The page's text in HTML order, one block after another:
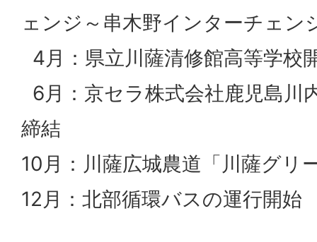
ェンジ～串木野インターチェン
4月：県立川薩清修館高等学校
6月：京セラ株式会社鹿児島川
締結
10月：川薩広城農道「川薩グリ
12月：北部循環バスの運行開始